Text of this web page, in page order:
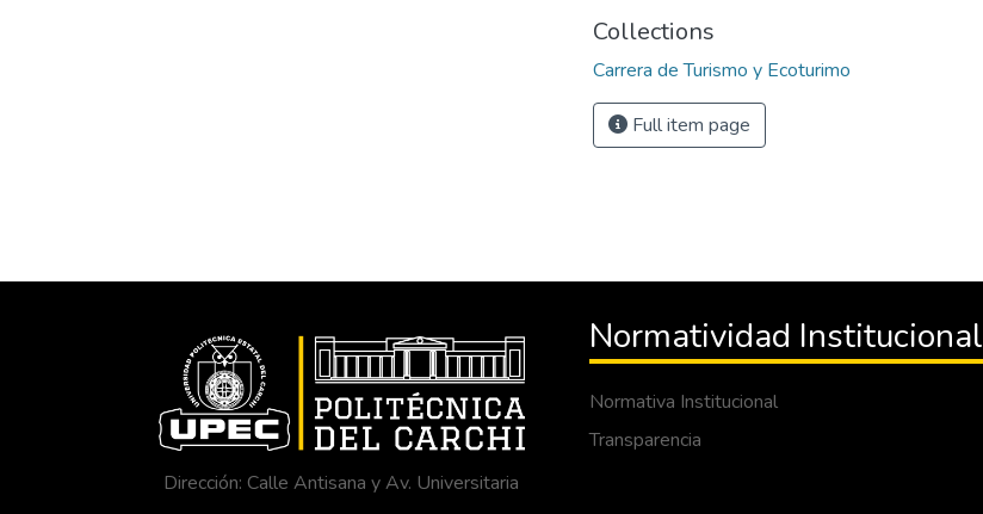
Collections
Carrera de Turismo y Ecoturimo
Full item page
Dirección: Calle Antisana y Av. Universitaria
Normatividad Institucional
Normativa Institucional
Transparencia